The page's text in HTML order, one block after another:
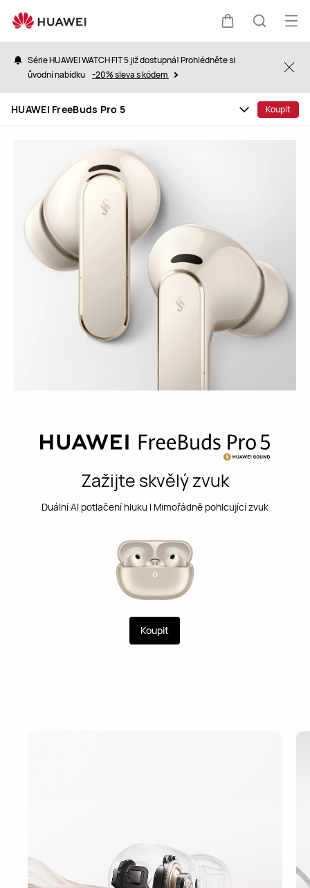
FreeBuds
Pro
KošíkHledat
Série HUAWEI WATCH FIT 5 již dostupná! Prohlédněte si
ůvodní nabídku -20% sleva s kódem
HUAWEI FreeBuds Pro 5 Koupit
Zažijte skvělý zvuk
Duální AI potlačení hluku I Mimořádně pohlcující zvuk
Koupit